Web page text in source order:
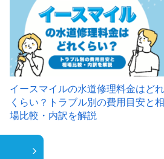
イースマイルの水道修理料金はどれ
くらい？トラブル別の費用目安と相
場比較・内訳を解説